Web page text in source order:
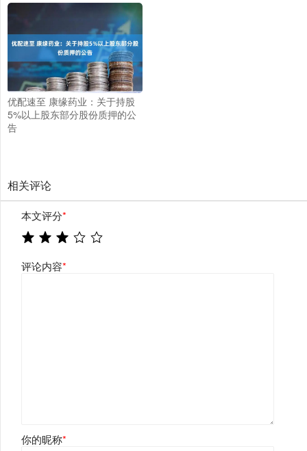
优配速至 康缘药业：关于持股
5%以上股东部分股份质押的公
告
相关评论
本文评分*
评论内容*
你的昵称*